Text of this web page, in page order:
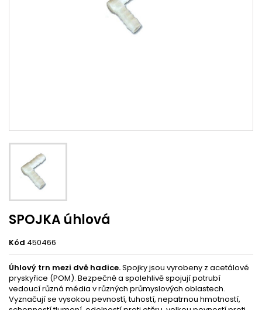
SPOJKA úhlová
Kód 450466
Úhlový trn mezi dvě hadice.Spojky jsou vyrobeny z acetálové
pryskyřice (POM). Bezpečně a spolehlivě spojují potrubí
vedoucí různá média v různých průmyslových oblastech.
Vyznačují se vysokou pevností, tuhostí, nepatrnou hmotností,